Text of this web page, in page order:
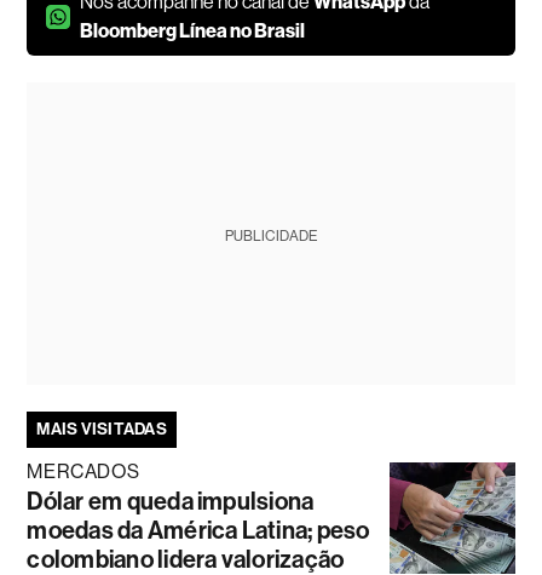
Bloomberg Línea no Brasil
PUBLICIDADE
MAIS VISITADAS
MERCADOS
Dólar em queda impulsiona
moedas da América Latina; peso
colombiano lidera valorização